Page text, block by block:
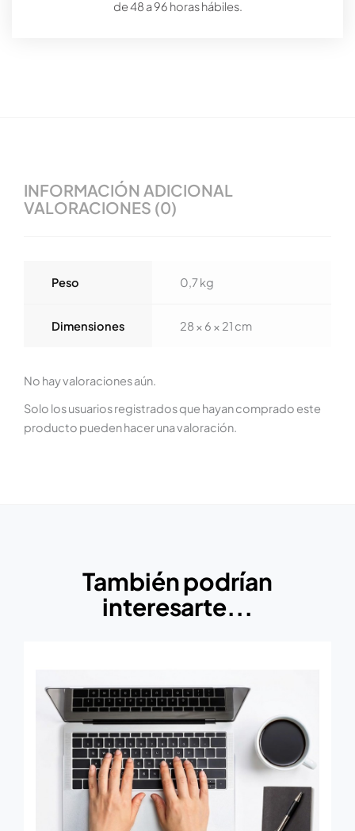
de 48 a 96 horas hábiles.
INFORMACIÓN ADICIONAL
VALORACIONES (0)
Peso 0,7 kg
Dimensiones 28 × 6 × 21 cm
No hay valoraciones aún.
Solo los usuarios registrados que hayan comprado este
producto pueden hacer una valoración.
También podrían
interesarte...